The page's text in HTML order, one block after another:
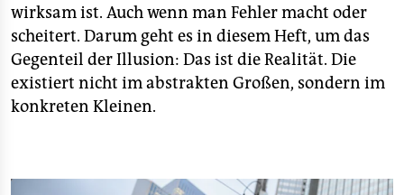
wirksam ist. Auch wenn man Fehler macht oder
scheitert. Darum geht es in diesem Heft, um das
Gegenteil der Illusion: Das ist die Realität. Die
existiert nicht im abstrakten Großen, sondern im
konkreten Kleinen.